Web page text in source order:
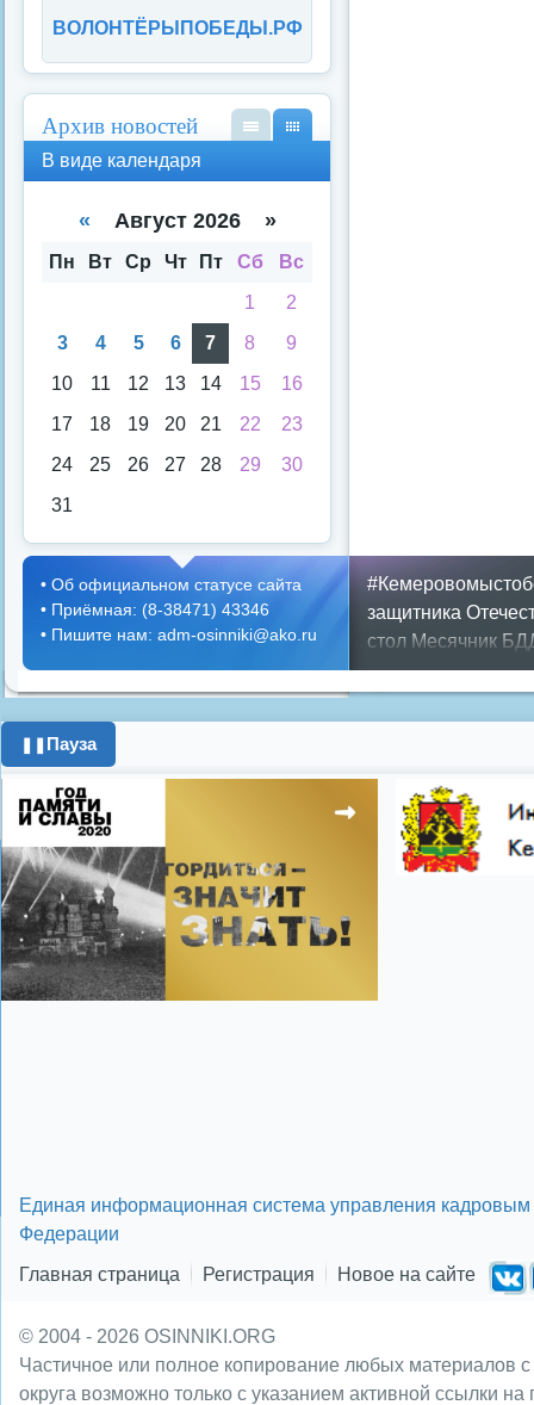
ВОЛОНТЁРЫПОБЕДЫ.РФ
Архив новостей
кал
аря
спи
В виде календаря
« Август 2026 »
Пн Вт Ср Чт Пт Сб
Вс
1
2
3
4 5 6 7 8
9
10
11 12 13 14 15
16
17
18 19 20 21 22
23
24
25 26 27 28 29
30
31
защитника
стол Месячник
ЖКХ Положение
граждан
город день города
школьники
Показать все теги
• Об официальном статусе сайта
• Приёмная: (8-38471) 43346
• Пишите нам: adm-osinniki@ako.ru
❚❚ Пауза
Единая информационная система управления кадровым
Федерации
Главная страница
Регистрация Новое на сайте
© 2004 - 2026 OSINNIKI.ORG
Частичное или полное копирование любых материалов
округа возможно только с указанием активной ссылки на